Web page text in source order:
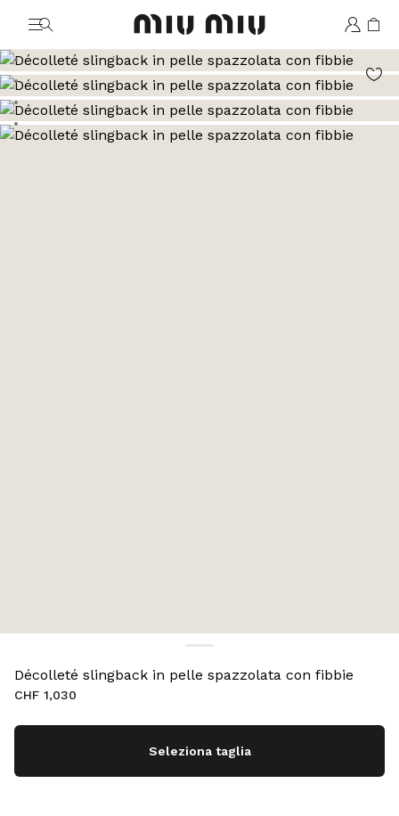
MiuMiu logo
Vai all'immagine 1
Vai all'immagine 2
Vai all'immagine 3
Vai all'immagine 4
Vai all'immagine 5
Décolleté slingback in pelle spazzolata con fibbie
CHF 1,030
Seleziona taglia